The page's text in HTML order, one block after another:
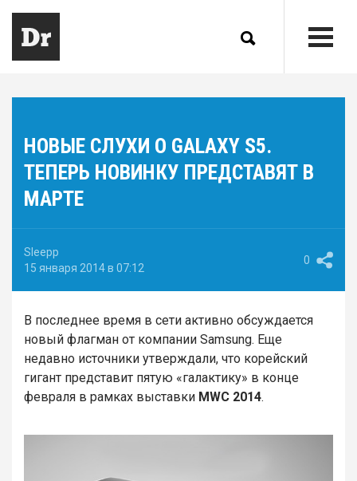
НОВЫЕ СЛУХИ О GALAXY S5.
ТЕПЕРЬ НОВИНКУ ПРЕДСТАВЯТ В
МАРТЕ
Sleepp
15 января 2014 в 07:12
0
В последнее время в сети активно обсуждается
новый флагман от компании Samsung. Еще
недавно источники утверждали, что корейский
гигант представит пятую «галактику» в конце
февраля в рамках выставки MWC 2014.